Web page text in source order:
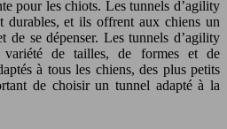
pour les chiots. Les tunnels d’agility
durables, et ils offrent aux chiens un
de se dépenser. Les tunnels d’agility
variété de tailles, de formes et de
à tous les chiens, des plus petits
de choisir un tunnel adapté à la